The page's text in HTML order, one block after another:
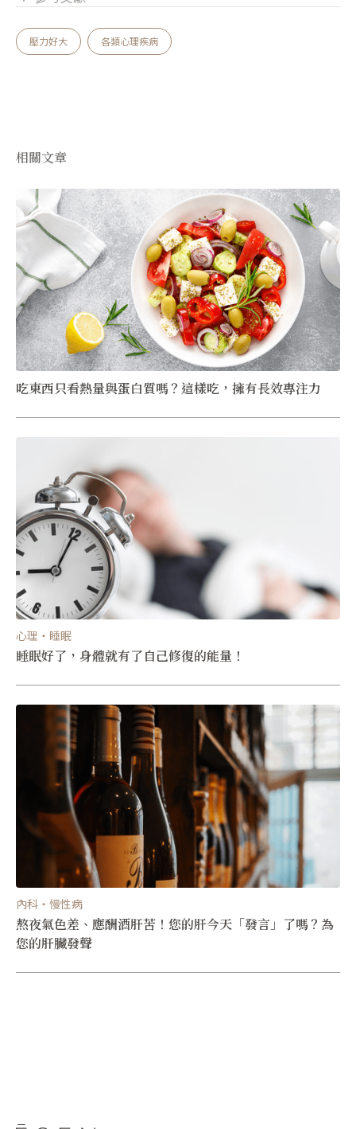
壓力好大 各類心理疾病
相關文章
吃東西只看熱量與蛋白質嗎？這樣吃，擁有長效專注力
心理・睡眠
睡眠好了，身體就有了自己修復的能量！
內科・慢性病
熬夜氣色差、應酬酒肝苦！您的肝今天「發言」了嗎？為
您的肝臟發聲